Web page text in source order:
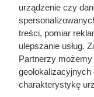
Dallmayr Classic
Sprawdź cenę
oraz termin jej
urządzenie czy
treści, pomiar
ulepszanie usług.
Partnerzy
charakterystykę